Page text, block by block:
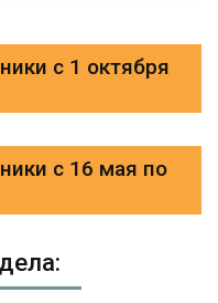
с 1 октября
с 16 мая по